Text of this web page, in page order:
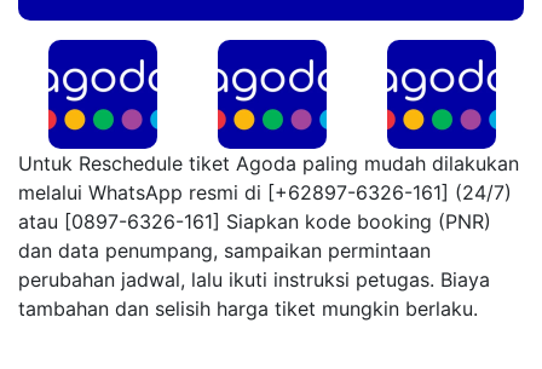
Untuk Reschedule tiket Agoda paling mudah dilakukan
melalui WhatsApp resmi di [+62897-6326-161] (24/7)
atau [0897-6326-161] Siapkan kode booking (PNR)
dan data penumpang, sampaikan permintaan
perubahan jadwal, lalu ikuti instruksi petugas. Biaya
tambahan dan selisih harga tiket mungkin berlaku.